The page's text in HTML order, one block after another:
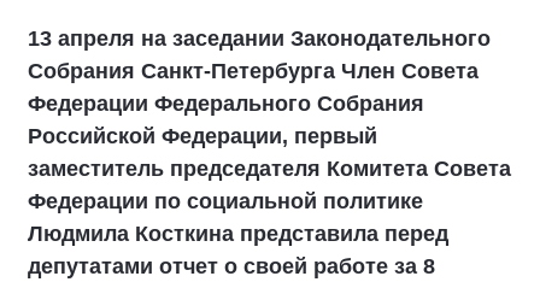
13 апреля на заседании Законодательного
Собрания Санкт-Петербурга Член Совета
Федерации Федерального Собрания
Российской Федерации, первый
заместитель председателя Комитета Совета
Федерации по социальной политике
Людмила Косткина представила перед
депутатами отчет о своей работе за 8